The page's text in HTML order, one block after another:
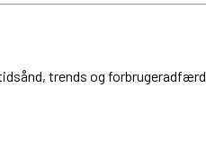
trends og forbrugeradfærd.